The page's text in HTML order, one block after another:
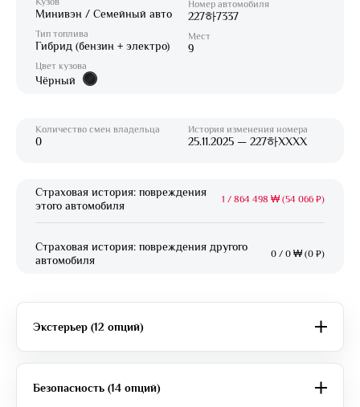
Минивэн / Семейный авто
Тип топлива
Гибрид (бензин + электро)
Цвет кузова
Чёрный
Номер автомобиля
227하7337
Мест
9
Количество смен владельца
0
История изменения номера
25.11.2025 — 227하XXXX
Страховая история: повреждения
этого автомобиля
1 / 864 498 ₩ (54 066 ₽)
Страховая история: повреждения другого
автомобиля
0 / 0 ₩ (0 ₽)
Экстерьер (12 опций)
Безопасность (14 опций)